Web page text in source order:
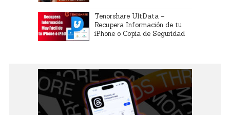
Tenorshare UltData –
Recupera Información de tu
iPhone o Copia de Seguridad